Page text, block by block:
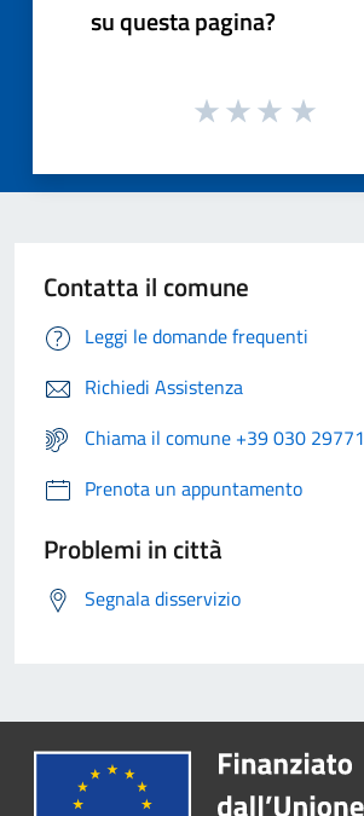
su questa pagina?
Contatta il comune
Leggi le domande frequenti
Richiedi Assistenza
Chiama il comune +39 030 29771
Prenota un appuntamento
Problemi in città
Segnala disservizio